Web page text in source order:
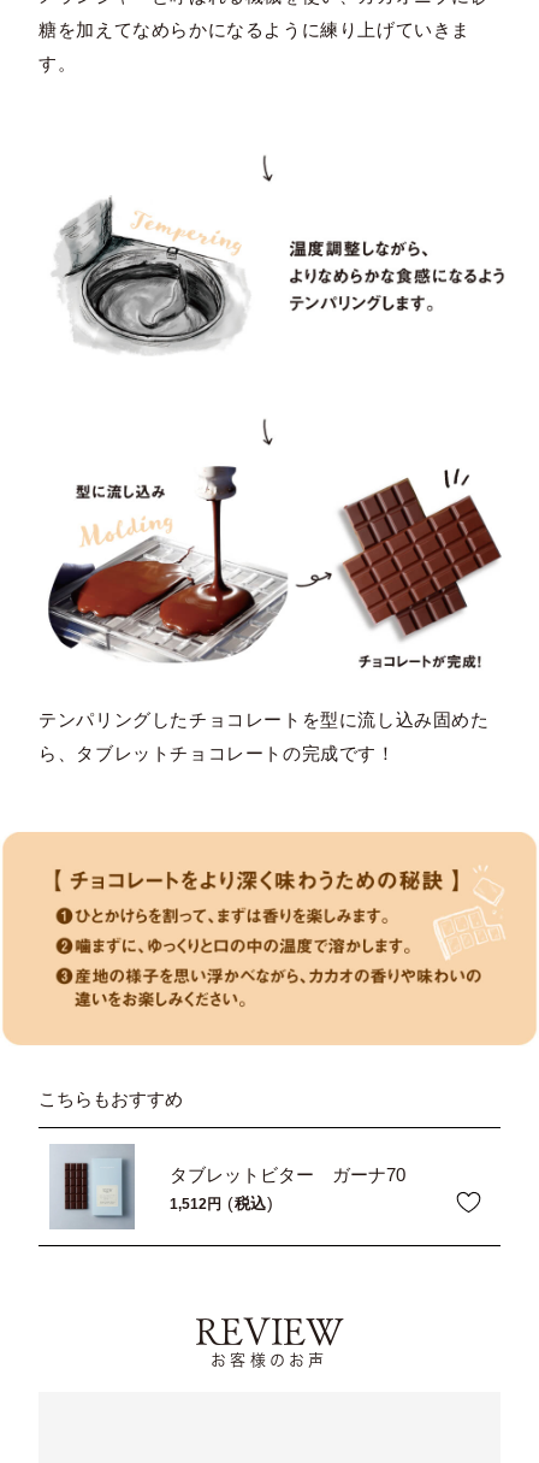
糖を加えてなめらかになるように練り上げていきま
す。
テンパリングしたチョコレートを型に流し込み固めた
ら、タブレットチョコレートの完成です！
こちらもおすすめ
タブレットビター ガーナ70
1,512 税込
REVIEW
お客様のお声